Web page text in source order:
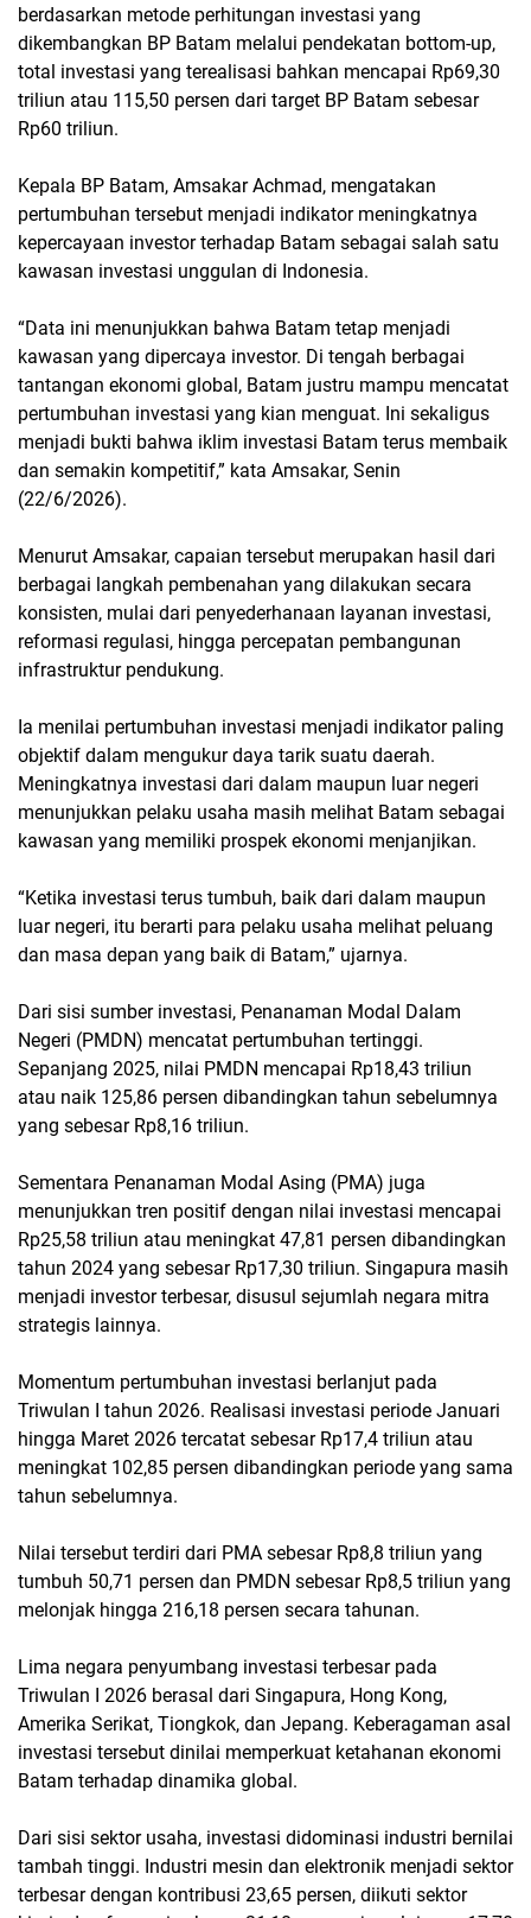
berdasarkan metode perhitungan investasi yang
dikembangkan BP Batam melalui pendekatan bottom-up,
total investasi yang terealisasi bahkan mencapai Rp69,30
triliun atau 115,50 persen dari target BP Batam sebesar
Rp60 triliun.
Kepala BP Batam, Amsakar Achmad, mengatakan
pertumbuhan tersebut menjadi indikator meningkatnya
kepercayaan investor terhadap Batam sebagai salah satu
kawasan investasi unggulan di Indonesia.
“Data ini menunjukkan bahwa Batam tetap menjadi
kawasan yang dipercaya investor. Di tengah berbagai
tantangan ekonomi global, Batam justru mampu mencatat
pertumbuhan investasi yang kian menguat. Ini sekaligus
menjadi bukti bahwa iklim investasi Batam terus membaik
dan semakin kompetitif,” kata Amsakar, Senin
(22/6/2026).
Menurut Amsakar, capaian tersebut merupakan hasil dari
berbagai langkah pembenahan yang dilakukan secara
konsisten, mulai dari penyederhanaan layanan investasi,
reformasi regulasi, hingga percepatan pembangunan
infrastruktur pendukung.
Ia menilai pertumbuhan investasi menjadi indikator paling
objektif dalam mengukur daya tarik suatu daerah.
Meningkatnya investasi dari dalam maupun luar negeri
menunjukkan pelaku usaha masih melihat Batam sebagai
kawasan yang memiliki prospek ekonomi menjanjikan.
“Ketika investasi terus tumbuh, baik dari dalam maupun
luar negeri, itu berarti para pelaku usaha melihat peluang
dan masa depan yang baik di Batam,” ujarnya.
Dari sisi sumber investasi, Penanaman Modal Dalam
Negeri (PMDN) mencatat pertumbuhan tertinggi.
Sepanjang 2025, nilai PMDN mencapai Rp18,43 triliun
atau naik 125,86 persen dibandingkan tahun sebelumnya
yang sebesar Rp8,16 triliun.
Sementara Penanaman Modal Asing (PMA) juga
menunjukkan tren positif dengan nilai investasi mencapai
Rp25,58 triliun atau meningkat 47,81 persen dibandingkan
tahun 2024 yang sebesar Rp17,30 triliun. Singapura masih
menjadi investor terbesar, disusul sejumlah negara mitra
strategis lainnya.
Momentum pertumbuhan investasi berlanjut pada
Triwulan I tahun 2026. Realisasi investasi periode Januari
hingga Maret 2026 tercatat sebesar Rp17,4 triliun atau
meningkat 102,85 persen dibandingkan periode yang sama
tahun sebelumnya.
Nilai tersebut terdiri dari PMA sebesar Rp8,8 triliun yang
tumbuh 50,71 persen dan PMDN sebesar Rp8,5 triliun yang
melonjak hingga 216,18 persen secara tahunan.
Lima negara penyumbang investasi terbesar pada
Triwulan I 2026 berasal dari Singapura, Hong Kong,
Amerika Serikat, Tiongkok, dan Jepang. Keberagaman asal
investasi tersebut dinilai memperkuat ketahanan ekonomi
Batam terhadap dinamika global.
Dari sisi sektor usaha, investasi didominasi industri bernilai
tambah tinggi. Industri mesin dan elektronik menjadi sektor
terbesar dengan kontribusi 23,65 persen, diikuti sektor